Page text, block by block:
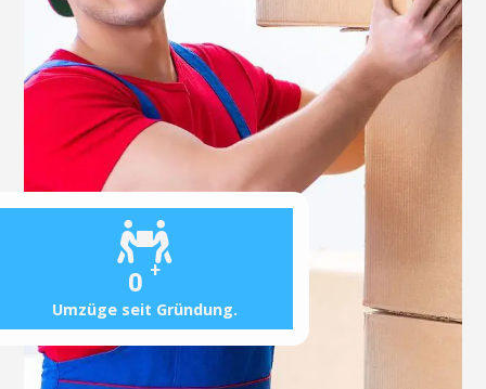
0 +
Umzüge seit Gründung.